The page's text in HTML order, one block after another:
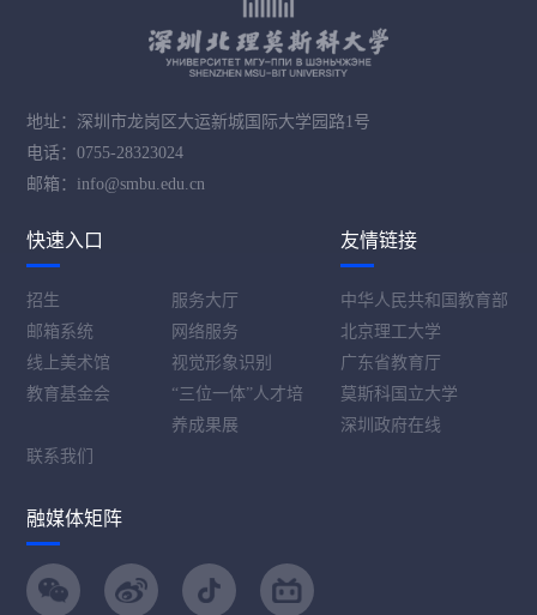
地址：深圳市龙岗区大运新城国际大学园路1号
电话：0755-28323024
邮箱：info@smbu.edu.cn
快速入口
招生
服务大厅
邮箱系统
网络服务
线上美术馆
视觉形象识别
教育基金会
“三位一体”人才培
养成果展
联系我们
友情链接
中华人民共和国教育部
北京理工大学
广东省教育厅
莫斯科国立大学
深圳政府在线
融媒体矩阵